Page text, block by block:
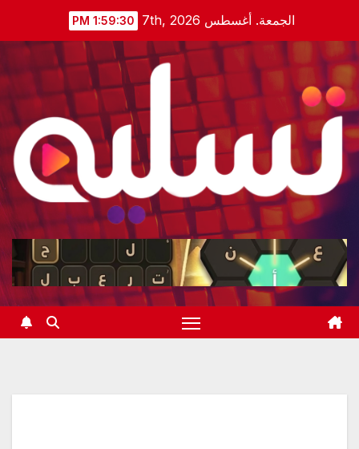
content
الجمعة. أغسطس 7th, 2026 1:59:30 PM